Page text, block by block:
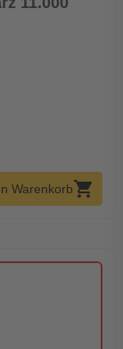
Warenkorbshopping_cart